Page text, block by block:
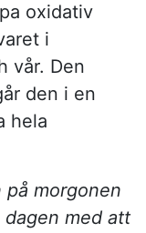
oxidativ
i
vår. Den
den i en
hela
morgonen
med att